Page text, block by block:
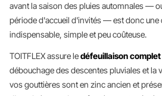
avant la saison des pluies automnales —
période d'accueil d'invités — est donc une
indispensable, simple et peu coûteuse.
TOITFLEX assure ledéfeuillaison
débouchage des descentes pluviales et la
vos gouttières sont en zinc ancien et